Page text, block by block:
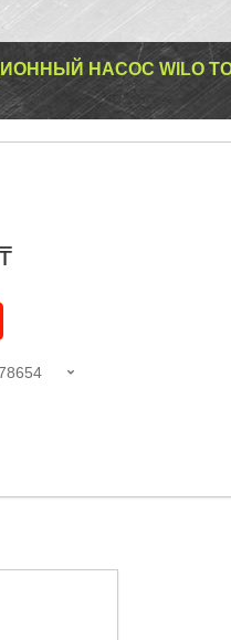
НАСОС WILO